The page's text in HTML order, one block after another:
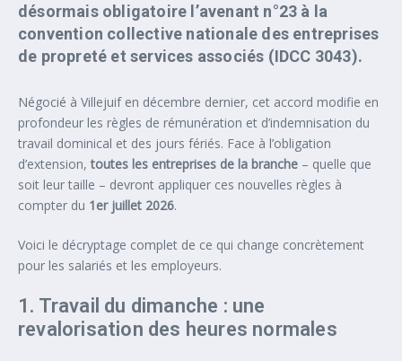
désormais obligatoire l’avenant n°23 à la
convention collective nationale des entreprises
de propreté et services associés (IDCC 3043).
Négocié à Villejuif en décembre dernier, cet accord modifie en
profondeur les règles de rémunération et d’indemnisation du
travail dominical et des jours fériés. Face à l’obligation
d’extension,toutes les entreprises de la branche – quelle que
soit leur taille – devront appliquer ces nouvelles règles à
compter du 1er juillet 2026.
Voici le décryptage complet de ce qui change concrètement
pour les salariés et les employeurs.
1. Travail du dimanche : une
revalorisation des heures normales